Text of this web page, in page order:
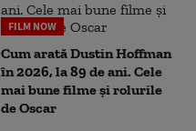
FILM NOW
Cum arată Dustin Hoffman
în 2026, la 89 de ani. Cele
mai bune filme și rolurile
de Oscar